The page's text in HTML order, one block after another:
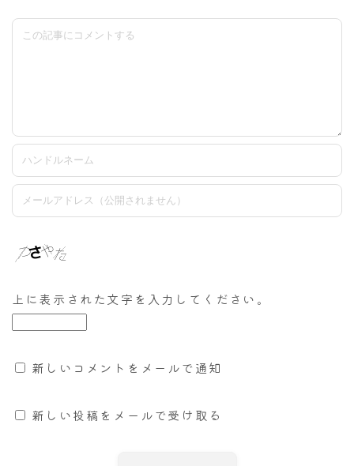
上に表示された文字を入力してください。
新しいコメントをメールで通知
新しい投稿をメールで受け取る